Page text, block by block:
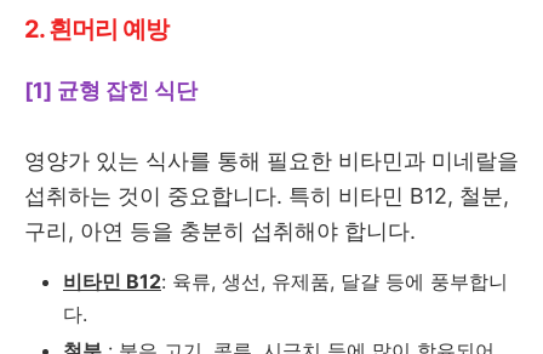
2. 흰머리 예방
[1] 균형 잡힌 식단
영양가 있는 식사를 통해 필요한 비타민과 미네랄을
섭취하는 것이 중요합니다. 특히 비타민 B12, 철분,
구리, 아연 등을 충분히 섭취해야 합니다.
비타민 B12: 육류, 생선, 유제품, 달걀 등에 풍부합니
다.